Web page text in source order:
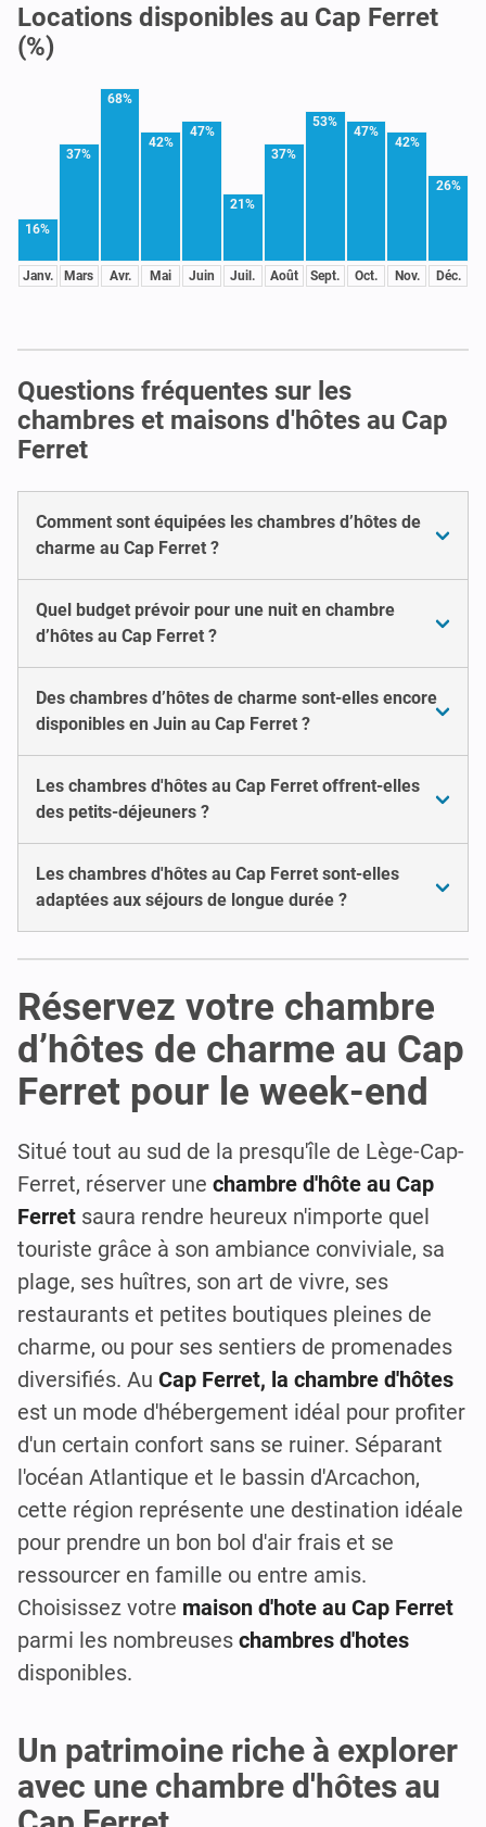
Locations disponibles au Cap Ferret
(%)
16%
Janv.
37%
Mars
68%
Avr.
42%
Mai
47%
Juin
21%
Juil.
37%
Août
53%
Sept.
47%
Oct.
42%
Nov.
26%
Déc.
Questions fréquentes sur les
chambres et maisons d'hôtes au Cap
Ferret
Comment sont équipées les chambres d’hôtes de
charme au Cap Ferret ?
Quel budget prévoir pour une nuit en chambre
d’hôtes au Cap Ferret ?
Des chambres d’hôtes de charme sont-elles encore
disponibles en Juin au Cap Ferret ?
Les chambres d'hôtes au Cap Ferret offrent-elles
des petits-déjeuners ?
Les chambres d'hôtes au Cap Ferret sont-elles
adaptées aux séjours de longue durée ?
Réservez votre chambre
d’hôtes de charme au Cap
Ferret pour le week-end
Situé tout au sud de la presqu'île de Lège-Cap-
Ferret, réserver une chambre d'hôte au Cap
Ferret saura rendre heureux n'importe quel
touriste grâce à son ambiance conviviale, sa
plage, ses huîtres, son art de vivre, ses
restaurants et petites boutiques pleines de
charme, ou pour ses sentiers de promenades
diversifiés. Au Cap Ferret, la chambre d'hôtes
est un mode d'hébergement idéal pour profiter
d'un certain confort sans se ruiner. Séparant
l'océan Atlantique et le bassin d'Arcachon,
cette région représente une destination idéale
pour prendre un bon bol d'air frais et se
ressourcer en famille ou entre amis.
Choisissez votre maison d'hote au Cap Ferret
parmi les nombreuses chambres d'hotes
disponibles.
Un patrimoine riche à explorer
avec une chambre d'hôtes au